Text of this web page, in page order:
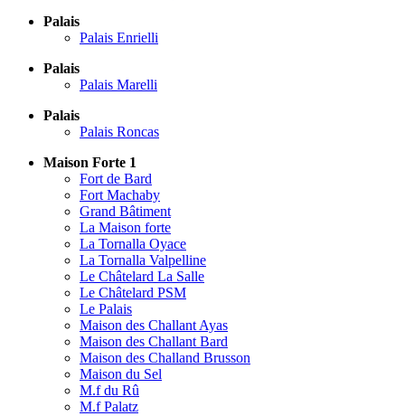
Palais
Palais Enrielli
Palais
Palais Marelli
Palais
Palais Roncas
Maison Forte 1
Fort de Bard
Fort Machaby
Grand Bâtiment
La Maison forte
La Tornalla Oyace
La Tornalla Valpelline
Le Châtelard La Salle
Le Châtelard PSM
Le Palais
Maison des Challant Ayas
Maison des Challant Bard
Maison des Challand Brusson
Maison du Sel
M.f du Rû
M.f Palatz